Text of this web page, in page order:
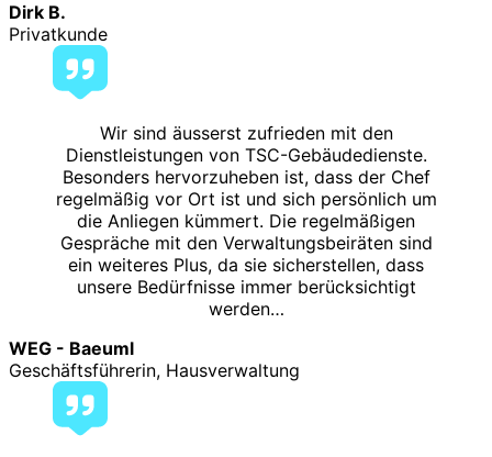
Dirk B.
Privatkunde
Wir sind äusserst zufrieden mit den
Dienstleistungen von TSC-Gebäudedienste.
Besonders hervorzuheben ist, dass der Chef
regelmäßig vor Ort ist und sich persönlich um
die Anliegen kümmert. Die regelmäßigen
Gespräche mit den Verwaltungsbeiräten sind
ein weiteres Plus, da sie sicherstellen, dass
unsere Bedürfnisse immer berücksichtigt
werden…
WEG - Baeuml
Geschäftsführerin, Hausverwaltung